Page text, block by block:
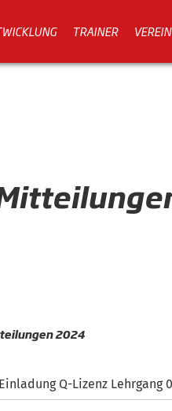
TRAINER
2024
Einladung Q-Lizenz Lehrgang